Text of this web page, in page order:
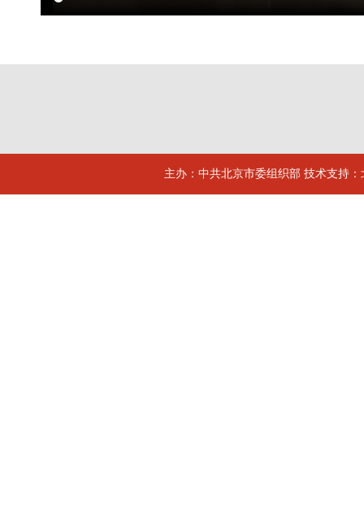
主办：中共北京市委组织部 技术支持